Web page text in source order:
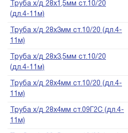
Труба х/д 28х1,5мм ст.10/20
(дл.4-11м)
Труба х/д 28х3мм ст.10/20 (дл.4-
11м)
Труба х/д 28х3,5мм ст.10/20
(дл.4-11м)
Труба х/д 28х4мм ст.10/20 (дл.4-
11м)
Труба х/д 28х4мм ст.09Г2С (дл.4-
11м)